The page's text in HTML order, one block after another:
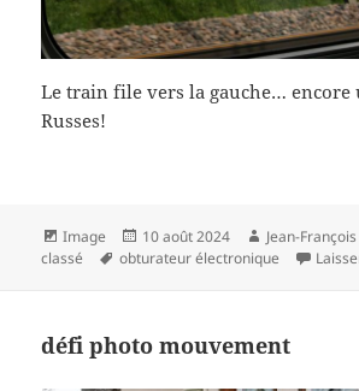
Le train file vers la gauche… encore
Russes!
Format
Image
Publié
le
10 août 2024 Auteur
Jean-
classé
Mots-
obturateur électronique
défi photo mouvement